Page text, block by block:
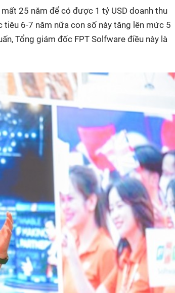
25 năm để có được 1 tỷ USD doanh thu
6-7 năm nữa con số này tăng lên mức 5
Tổng giám đốc FPT Solfware điều này là